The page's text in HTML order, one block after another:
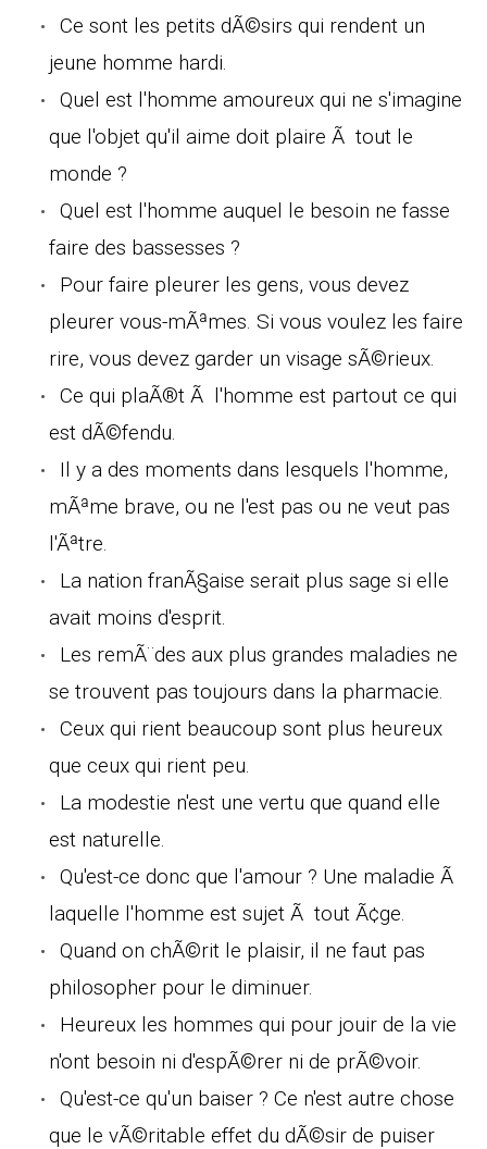
Ce sont les petits dÃ©sirs qui rendent un
jeune homme hardi.
Quel est l'homme amoureux qui ne s'imagine
que l'objet qu'il aime doit plaire Ã tout le
monde ?
Quel est l'homme auquel le besoin ne fasse
faire des bassesses ?
Pour faire pleurer les gens, vous devez
pleurer vous-mÃªmes. Si vous voulez les faire
rire, vous devez garder un visage sÃ©rieux.
Ce qui plaÃ®t Ã l'homme est partout ce qui
est dÃ©fendu.
Il y a des moments dans lesquels l'homme,
mÃªme brave, ou ne l'est pas ou ne veut pas
l'Ãªtre.
La nation franÃ§aise serait plus sage si elle
avait moins d'esprit.
Les remÃ¨des aux plus grandes maladies ne
se trouvent pas toujours dans la pharmacie.
Ceux qui rient beaucoup sont plus heureux
que ceux qui rient peu.
La modestie n'est une vertu que quand elle
est naturelle.
Qu'est-ce donc que l'amour ? Une maladie Ã
laquelle l'homme est sujet Ã tout Ã¢ge.
Quand on chÃ©rit le plaisir, il ne faut pas
philosopher pour le diminuer.
Heureux les hommes qui pour jouir de la vie
n'ont besoin ni d'espÃ©rer ni de prÃ©voir.
Qu'est-ce qu'un baiser ? Ce n'est autre chose
que le vÃ©ritable effet du dÃ©sir de puiser